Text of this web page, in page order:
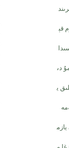
قې
دى
ي